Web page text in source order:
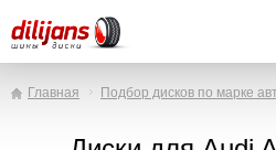
Главная Подбор дисков по марке